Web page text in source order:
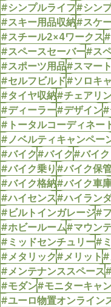
#シンプルライフ#シン
#スキー用品収納#スケ
#スチール2×4ワークス
#スペースセーバー#ス
#スポーツ用品#スマート
#セルフビルド#ソロキ
#タイヤ収納#チェアリ
#ディーラー#デザイン#
#トータルコーディネー
#ノベルティキャンペー
#バイク#バイク#バイ
#バイク乗り#バイク保
#バイク格納#バイク車庫
#ハイセンス#ハイラン
#ビルトインガレージ#
#ホビールーム#マウン
#ミッドセンチュリー#
#メタリック#メリット#
#メンテナンススペース
#モダン#モニターキャ
#ユーロ物置オンライン